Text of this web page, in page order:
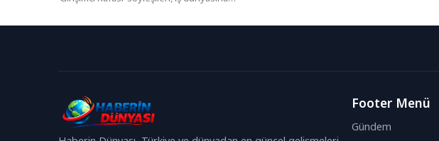
hikayeleriyle...
Footer Menü
Gündem